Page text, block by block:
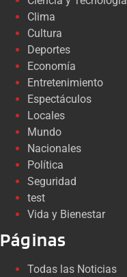
Clima
Cultura
Deportes
Economía
Entretenimiento
Espectáculos
Locales
Mundo
Nacionales
Política
Seguridad
test
Vida y Bienestar
Páginas
Todas las Noticias